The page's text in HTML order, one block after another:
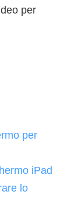
per
per
iPad
lo